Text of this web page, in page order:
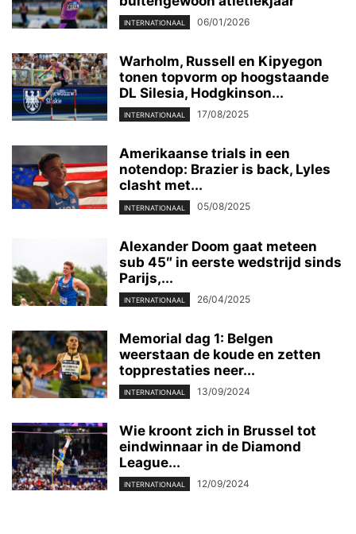
INTERNATIONAAL 06/01/2026
Warholm, Russell en Kipyegon
tonen topvorm op hoogstaande
DL Silesia, Hodgkinson...
INTERNATIONAAL 17/08/2025
Amerikaanse trials in een
notendop: Brazier is back, Lyles
clasht met...
INTERNATIONAAL 05/08/2025
Alexander Doom gaat meteen
sub 45″ in eerste wedstrijd sinds
Parijs,...
INTERNATIONAAL 26/04/2025
Memorial dag 1: Belgen
weerstaan de koude en zetten
topprestaties neer...
INTERNATIONAAL 13/09/2024
Wie kroont zich in Brussel tot
eindwinnaar in de Diamond
League...
INTERNATIONAAL 12/09/2024